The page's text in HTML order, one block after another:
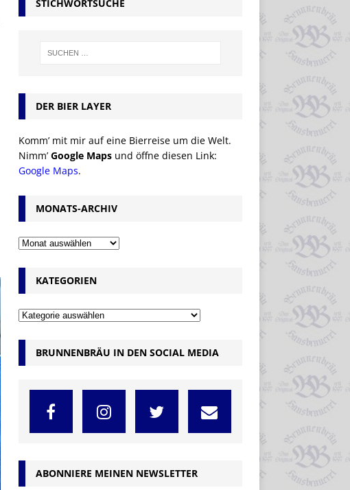
STICHWORTSUCHE
DER BIER LAYER
Komm’ mit mir auf eine Bierreise um die Welt.
Nimm’ Google Maps und öffne diesen Link:
Google Maps.
MONATS-ARCHIV
KATEGORIEN
BRUNNENBRÄU IN DEN SOCIAL MEDIA
ABONNIERE MEINEN NEWSLETTER